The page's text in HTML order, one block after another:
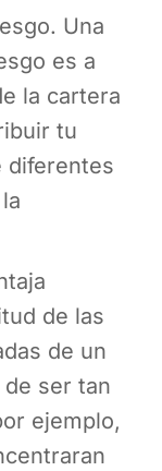
Una
es a
la cartera
tu
diferentes
de las
de un
ser tan
ejemplo,